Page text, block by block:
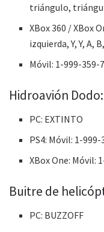
triángulo,
XBox 360 / XBox
izquierda, Y, Y, A,
Móvil: 1-999-359-
Hidroavión Dodo:
PC: EXTINTO
PS4: Móvil: 1-999-
XBox One: Móvil:
Buitre de
PC: BUZZOFF